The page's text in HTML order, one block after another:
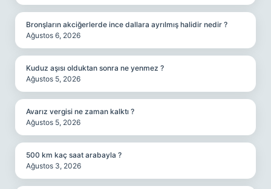
Bronşların akciğerlerde ince dallara ayrılmış halidir nedir ?
Ağustos 6, 2026
Kuduz aşısı olduktan sonra ne yenmez ?
Ağustos 5, 2026
Avarız vergisi ne zaman kalktı ?
Ağustos 5, 2026
500 km kaç saat arabayla ?
Ağustos 3, 2026